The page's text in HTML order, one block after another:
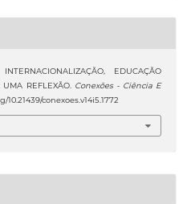
EDUCAÇÃO
UMA REFLEXÃO.
Conexões - Ciência E
10.21439/conexoes.v14i5.1772